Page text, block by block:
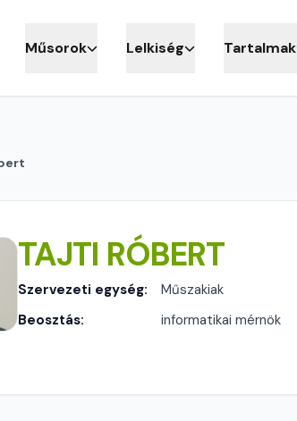
Műsorok Lelkiség Tartalmak
TAJTI RÓBERT
Szervezeti egység:
Műszakiak
Beosztás:
informatikai mérnök